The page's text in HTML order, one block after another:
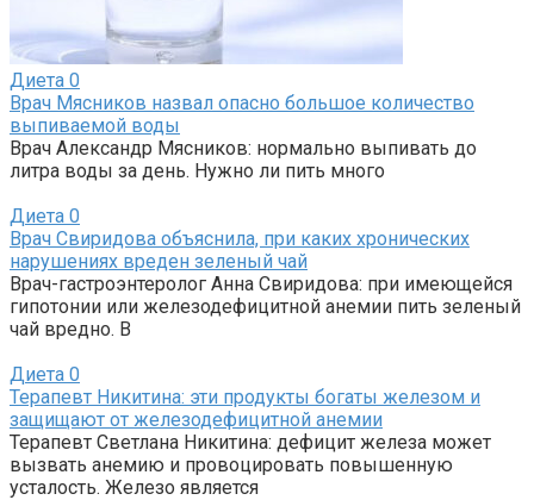
Диета 0
Врач Мясников назвал опасно большое количество
выпиваемой воды
Врач Александр Мясников: нормально выпивать до
литра воды за день. Нужно ли пить много
Диета 0
Врач Свиридова объяснила, при каких хронических
нарушениях вреден зеленый чай
Врач-гастроэнтеролог Анна Свиридова: при имеющейся
гипотонии или железодефицитной анемии пить зеленый
чай вредно. В
Диета 0
Терапевт Никитина: эти продукты богаты железом и
защищают от железодефицитной анемии
Терапевт Светлана Никитина: дефицит железа может
вызвать анемию и провоцировать повышенную
усталость. Железо является